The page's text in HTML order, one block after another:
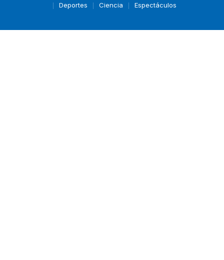
Deportes
Ciencia Espectáculos